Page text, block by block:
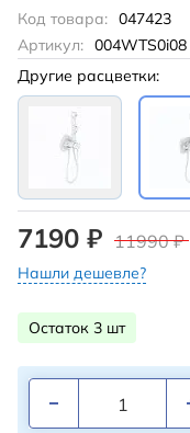
Код товара: 047423
Артикул: 004WTS0i08
Другие расцветки:
7190 ₽ 11990 ₽
Нашли дешевле?
Остаток 3 шт